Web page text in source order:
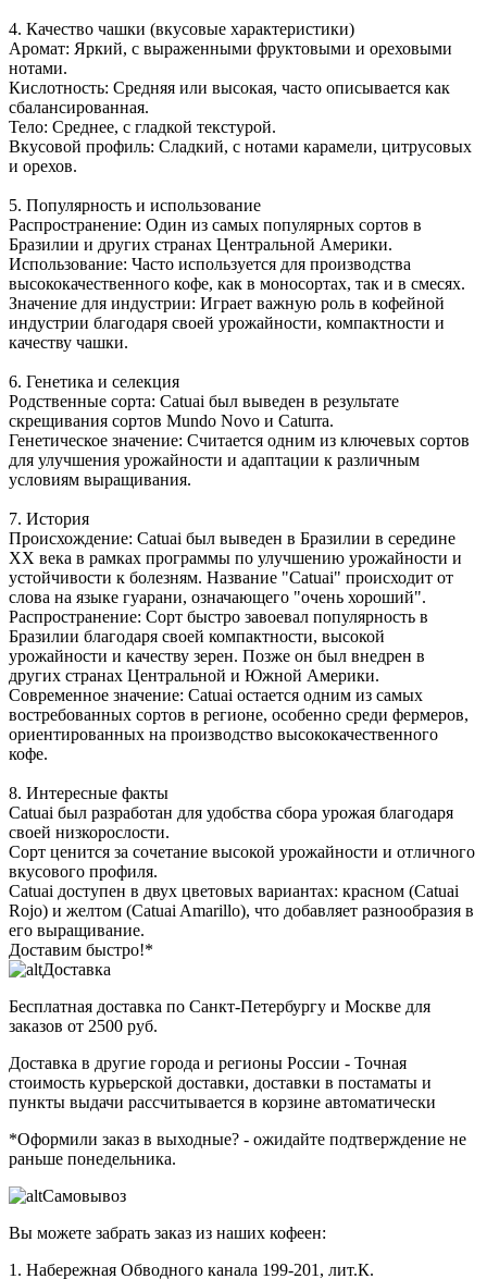
4. Качество чашки (вкусовые характеристики)
Аромат: Яркий, с выраженными фруктовыми и ореховыми
нотами.
Кислотность: Средняя или высокая, часто описывается как
сбалансированная.
Тело: Среднее, с гладкой текстурой.
Вкусовой профиль: Сладкий, с нотами карамели, цитрусовых
и орехов.
5. Популярность и использование
Распространение: Один из самых популярных сортов в
Бразилии и других странах Центральной Америки.
Использование: Часто используется для производства
высококачественного кофе, как в моносортах, так и в смесях.
Значение для индустрии: Играет важную роль в кофейной
индустрии благодаря своей урожайности, компактности и
качеству чашки.
6. Генетика и селекция
Родственные сорта: Catuai был выведен в результате
скрещивания сортов Mundo Novo и Caturra.
Генетическое значение: Считается одним из ключевых сортов
для улучшения урожайности и адаптации к различным
условиям выращивания.
7. История
Происхождение: Catuai был выведен в Бразилии в середине
XX века в рамках программы по улучшению урожайности и
устойчивости к болезням. Название "Catuai" происходит от
слова на языке гуарани, означающего "очень хороший".
Распространение: Сорт быстро завоевал популярность в
Бразилии благодаря своей компактности, высокой
урожайности и качеству зерен. Позже он был внедрен в
других странах Центральной и Южной Америки.
Современное значение: Catuai остается одним из самых
востребованных сортов в регионе, особенно среди фермеров,
ориентированных на производство высококачественного
кофе.
8. Интересные факты
Catuai был разработан для удобства сбора урожая благодаря
своей низкорослости.
Сорт ценится за сочетание высокой урожайности и отличного
вкусового профиля.
Catuai доступен в двух цветовых вариантах: красном (Catuai
Rojo) и желтом (Catuai Amarillo), что добавляет разнообразия в
его выращивание.
Доставим быстро!*
Доставка
Бесплатная доставка по Санкт-Петербургу и Москве для
заказов от 2500 руб.
Доставка в другие города и регионы России - Точная
стоимость курьерской доставки, доставки в постаматы и
пункты выдачи рассчитывается в корзине автоматически
*Оформили заказ в выходные? - ожидайте подтверждение не
раньше понедельника.
Самовывоз
Вы можете забрать заказ из наших кофеен:
1. Набережная Обводного канала 199-201, лит.К.